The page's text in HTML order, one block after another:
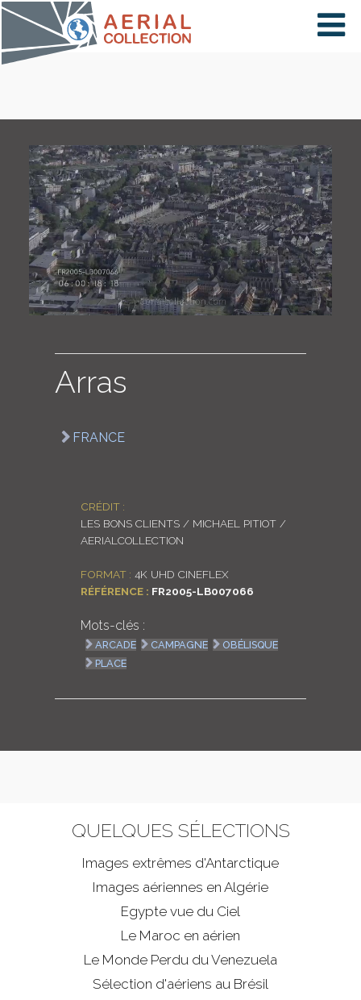
×
PAYS
CARTE
COLLECTIONS
Arras
FRANCE
CRÉDIT :
LES BONS CLIENTS / MICHAEL PITIOT /
AERIALCOLLECTION
FORMAT : 4K UHD CINEFLEX
RÉFÉRENCE : FR2005-LB007066
Mots-clés :
ARCADE CAMPAGNE
OBÉLISQUE
PLACE
QUELQUES SÉLECTIONS
Images extrêmes d'Antarctique
Images aériennes en Algérie
Egypte vue du Ciel
Le Maroc en aérien
Le Monde Perdu du Venezuela
Sélection d'aériens au Brésil